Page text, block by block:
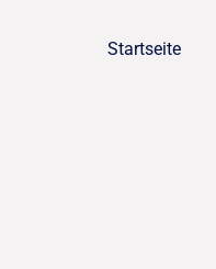
Startseite